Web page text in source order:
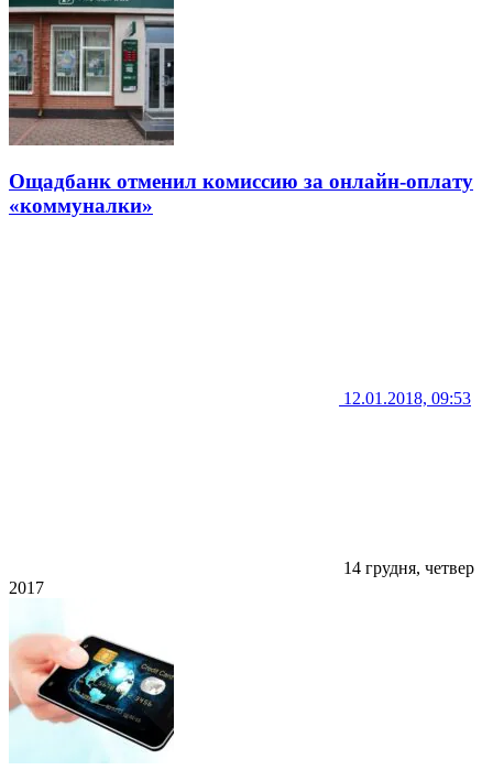
Ощадбанк отменил комиссию за онлайн-оплату
«коммуналки»
12.01.2018, 09:53
14 грудня, четвер
2017